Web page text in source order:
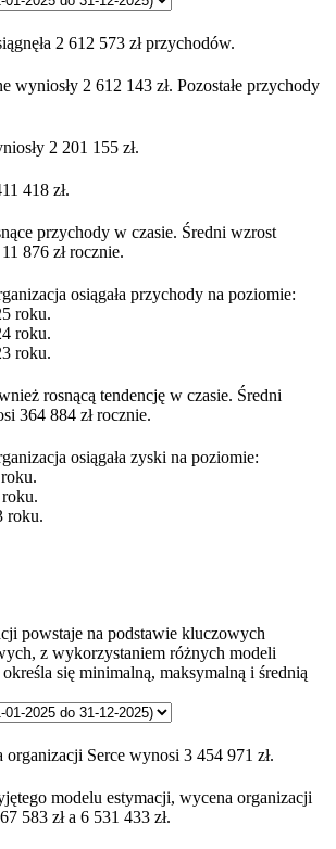
2 612 573 zł przychodów.
wyniosły 2 612 143 zł. Pozostałe przychody
2 201 155 zł.
418 zł.
przychody w czasie. Średni wzrost
876 zł rocznie.
osiągała przychody na poziomie:
roku.
roku.
roku.
rosnącą tendencję w czasie. Średni
364 884 zł rocznie.
osiągała zyski na poziomie:
roku.
powstaje na podstawie kluczowych
z wykorzystaniem różnych modeli
się minimalną, maksymalną i średnią
organizacji Serce wynosi 3 454 971 zł.
modelu estymacji, wycena organizacji
583 zł a 6 531 433 zł.